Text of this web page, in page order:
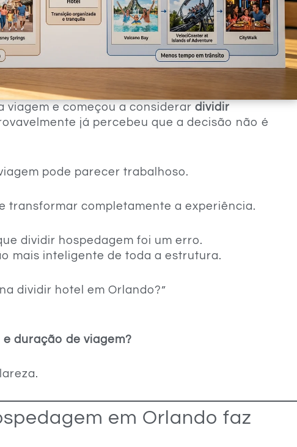
viagem e começou a considerar dividir
já percebeu que a decisão não é
pode parecer trabalhoso.
transformar completamente a experiência.
dividir hospedagem foi um erro.
mais inteligente de toda a estrutura.
dividir hotel em Orlando?”
duração de viagem?
em Orlando faz